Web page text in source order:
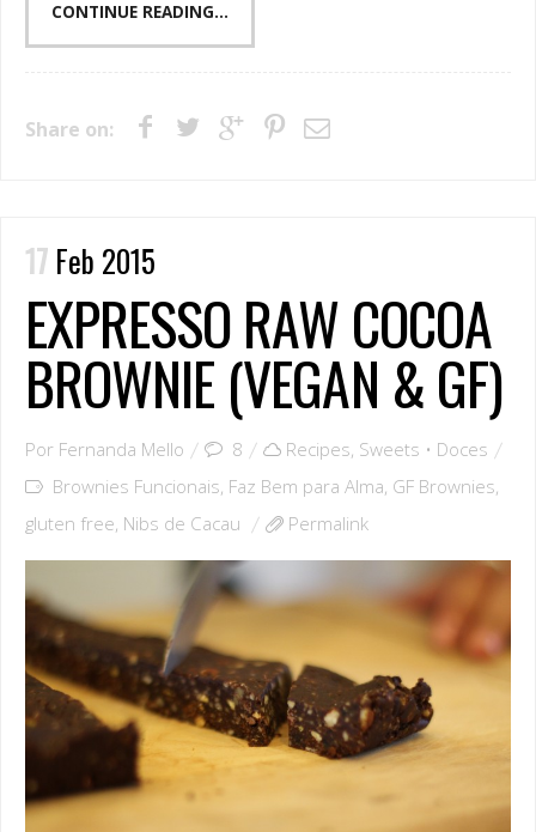
CONTINUE READING...
Share on:
17 Feb 2015
EXPRESSO RAW COCOA
BROWNIE (VEGAN & GF)
Por Fernanda Mello 8 Recipes, Sweets • Doces
Brownies Funcionais, Faz Bem para Alma, GF Brownies,
gluten free, Nibs de Cacau Permalink